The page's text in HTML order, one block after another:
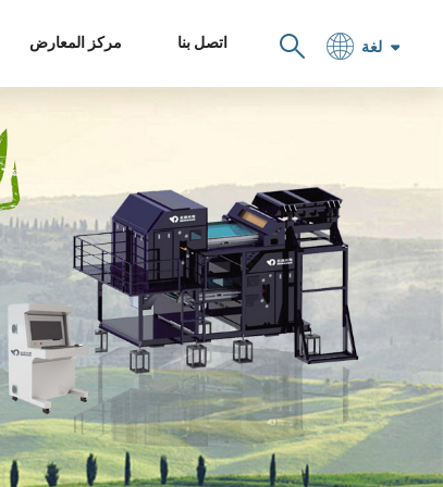
لغة مركز المعارض اتصل بنا